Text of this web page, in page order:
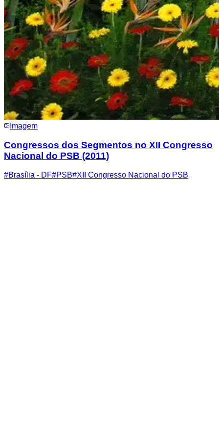
Imagem
Congressos dos Segmentos no XII Congresso
Nacional do PSB (2011)
#Brasília - DF#PSB#XII Congresso Nacional do PSB